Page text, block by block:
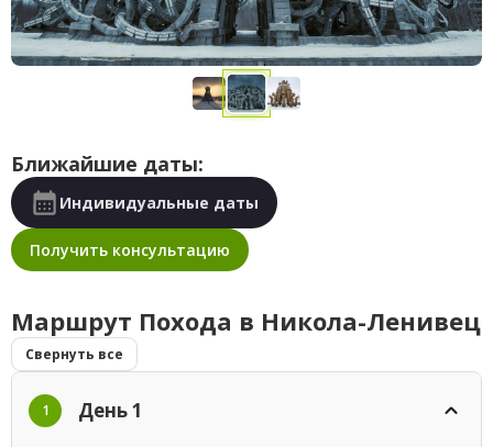
Ближайшие даты:
Индивидуальные даты
Получить консультацию
Маршрут Похода в Никола-Ленивец
Свернуть все
1 День 1